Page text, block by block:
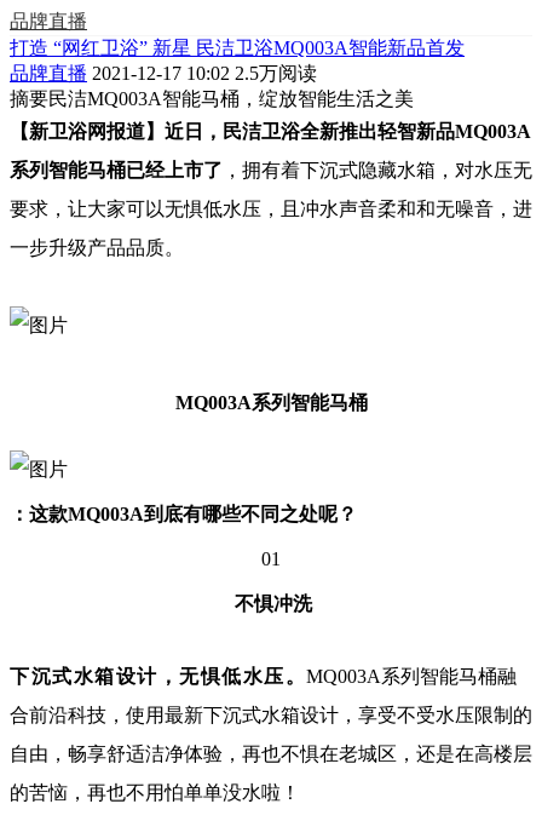
品牌直播
打造 “网红卫浴” 新星 民洁卫浴MQ003A智能新品首发
品牌直播 2021-12-17 10:02 2.5万阅读
摘要民洁MQ003A智能马桶，绽放智能生活之美
【新卫浴网报道】近日，民洁卫浴全新推出轻智新品MQ003A
系列智能马桶已经上市了 ，拥有着下沉式隐藏水箱，对水压无
要求，让大家可以无惧低水压，且冲水声音柔和和无噪音，进
一步升级产品品质。
MQ003A系列智能马桶
：这款MQ003A到底有哪些不同之处呢？
01
不惧冲洗
下沉式水箱设计，无惧低水压。 MQ003A系列智能马桶融
合前沿科技，使用最新下沉式水箱设计，享受不受水压限制的
自由，畅享舒适洁净体验，再也不惧在老城区，还是在高楼层
的苦恼，再也不用怕单单没水啦！